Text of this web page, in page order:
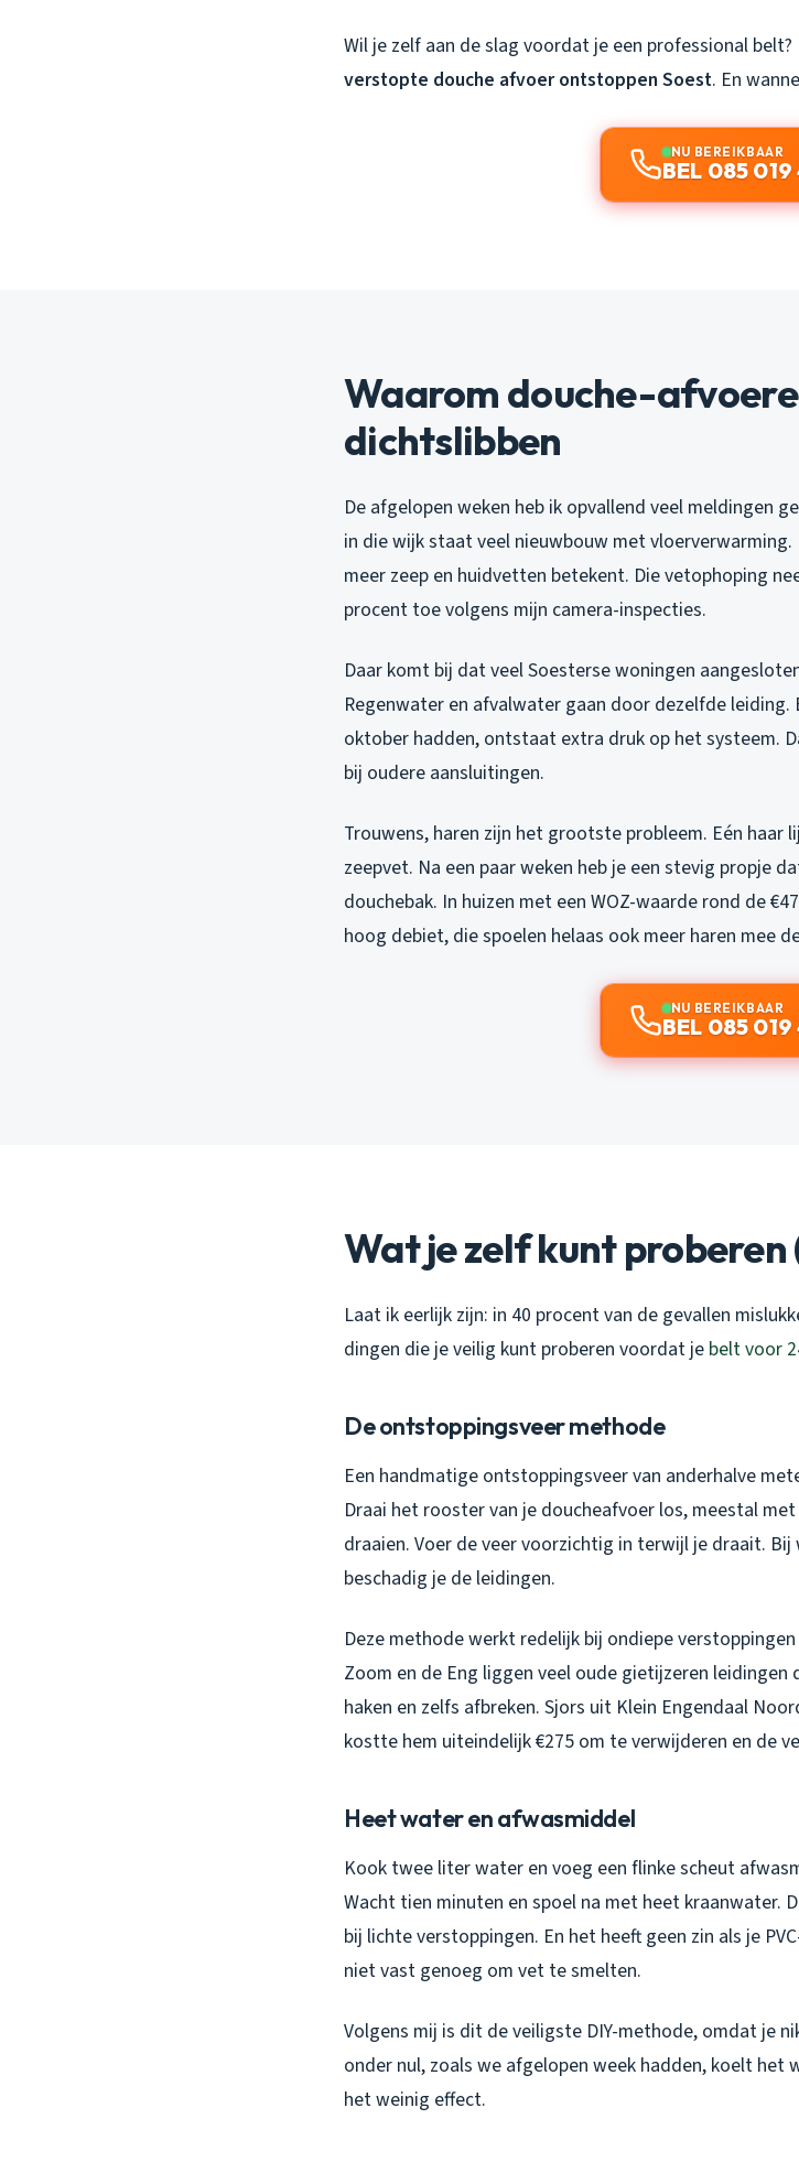
Wil je zelf aan de slag voordat je een professional
verstopte douche afvoer ontstoppen Soest. En
NU BEREIKBAAR
BEL 085 019
Waarom douche-
dichtslibben
De afgelopen weken heb ik opvallend veel meldingen
in die wijk staat veel nieuwbouw met
meer zeep en huidvetten betekent. Die vetophoping
procent toe volgens mijn camera-inspecties.
Daar komt bij dat veel Soesterse woningen
Regenwater en afvalwater gaan door dezelfde leiding.
oktober hadden, ontstaat extra druk op het systeem.
bij oudere aansluitingen.
Trouwens, haren zijn het grootste probleem. Eén haar
zeepvet. Na een paar weken heb je een stevig propje
douchebak. In huizen met een WOZ-waarde rond de
hoog debiet, die spoelen helaas ook meer haren mee
NU BEREIKBAAR
BEL 085 019
Wat je zelf kunt proberen
Laat ik eerlijk zijn: in 40 procent van de gevallen
dingen die je veilig kunt proberen voordat je belt voor
De ontstoppingsveer methode
Een handmatige ontstoppingsveer van anderhalve
Draai het rooster van je doucheafvoer los, meestal
draaien. Voer de veer voorzichtig in terwijl je draait.
beschadig je de leidingen.
Deze methode werkt redelijk bij ondiepe
Zoom en de Eng liggen veel oude gietijzeren leidingen
haken en zelfs afbreken. Sjors uit Klein Engendaal
kostte hem uiteindelijk €275 om te verwijderen en de
Heet water en afwasmiddel
Kook twee liter water en voeg een flinke scheut
Wacht tien minuten en spoel na met heet kraanwater.
bij lichte verstoppingen. En het heeft geen zin als je
niet vast genoeg om vet te smelten.
Volgens mij is dit de veiligste DIY-methode, omdat je
onder nul, zoals we afgelopen week hadden, koelt het
het weinig effect.